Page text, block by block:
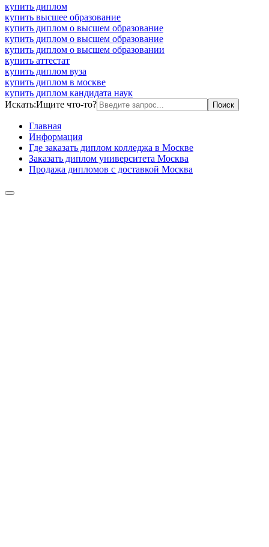
купить диплом
купить высшее образование
купить диплом о высшем образование
купить диплом о высшем образование
купить диплом о высшем образовании
купить аттестат
купить диплом вуза
купить диплом в москве
купить диплом кандидата наук
Искать:Ищите что-то?
Главная
Информация
Где заказать диплом колледжа в Москве
Заказать диплом университета Москва
Продажа дипломов с доставкой Москва